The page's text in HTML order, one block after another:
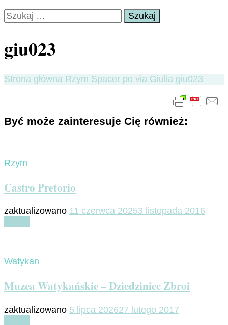
Szukaj:
giu023
Strona główna Rzym Spacer po via Giulia giu023
Być może zainteresuje Cię również:
Rzym
Castro Pretorio
zaktualizowano 11 czerwca 20253 listopada 2016
Watykan
Muzea Watykańskie – Dziedziniec Zbroi
zaktualizowano 5 lipca 202627 lutego 2017